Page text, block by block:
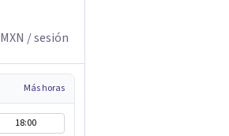
MXN / sesión
Más horas
18:00